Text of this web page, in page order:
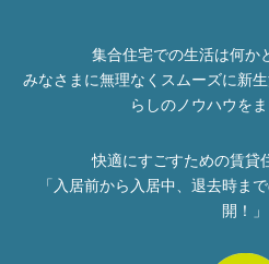
集合住宅での生活は何か
みなさまに無理なくスムーズに新
らしのノウハウをま
快適にすごすための賃
「入居前から入居中、退去時ま
開！」